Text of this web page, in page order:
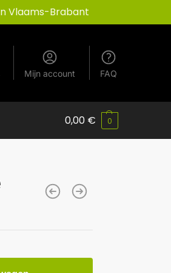
Vlaams-Brabant
Mijn account FAQ
0,00 € 0